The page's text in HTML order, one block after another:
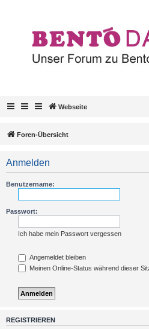
Webseite
Foren-Übersicht
Anmelden
Benutzername:
Passwort:
Ich habe mein Passwort vergessen
Angemeldet bleiben
Meinen Online-Status während dieser
REGISTRIEREN